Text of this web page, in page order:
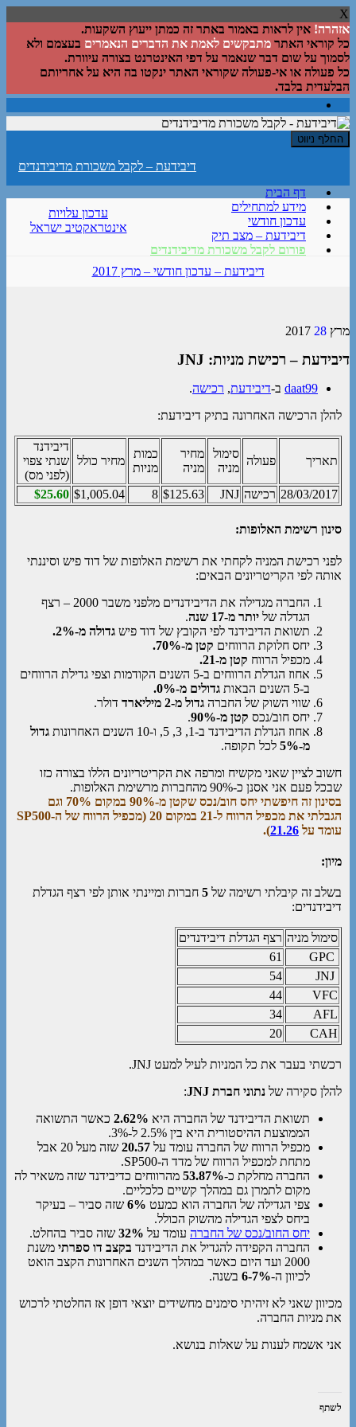
X
אזהרה! אין לראות באמור באתר זה כמתן ייעוץ השקעות.
כל קוראי האתר מתבקשים לאמת את הדברים הנאמרים בעצמם ולא
לסמוך על שום דבר שנאמר על דפי האינטרנט בצורה עיוורת.
כל פעולה או אי-פעולה שקוראי האתר ינקטו בה היא על אחריותם
הבלעדית בלבד.
החלף ניווט
דיבידעת – לקבל משכורת מדיבידנדים
דף הבית
מידע למתחילים
עדכון חודשי
דיבידעת – מצב תיק
פורום לקבל משכורת מדיבידנדים
עדכון עלויות
אינטראקטיב ישראל
דיבידעת – עדכון חודשי – מרץ 2017
מרץ 28
2017
דיבידעת – רכישת מניות: JNJ
daat99 ב-דיבידעת, רכישה.
להלן הרכישה האחרונה בתיק דיבידעת:
תאריך פעולה
סימול
מניה
מחיר
מניה
כמות
מניות
מחיר כולל
דיבידנד
שנתי צפוי
(לפני מס)
28/03/2017 רכישה JNJ
$125.63
8
$1,005.04
$25.60
סינון רשימת האלופות:
לפני רכישת המניה לקחתי את רשימת האלופות של דוד פיש וסיננתי
אותה לפי הקריטריונים הבאים:
החברה מגדילה את הדיבידנדים מלפני משבר 2000 – רצף
הגדלה של יותר מ-17 שנה
.
תשואת הדיבידנד לפי הקובץ של דוד פיש גדולה מ-2%.
יחס חלוקת הרווחים קטן מ-70%.
מכפיל הרווח קטן מ-21.
אחוז הגדלת הרווחים ב-5 השנים הקודמות וצפי גדילת הרווחים
ב-5 השנים הבאות
גדולים מ-0%.
שווי השוק של החברה גדול מ-2 מיליארד
דולר.
יחס חוב/נכס קטן מ-90%
.
אחוז הגדלת הדיבידנד ב-1, 3, 5, ו-10 השנים האחרונות
גדול
מ-5%
לכל תקופה.
חשוב לציין שאני מקשיח ומרפה את הקריטריונים הללו בצורה כזו
שבכל פעם אני אסנן כ-90% מהחברות מרשימת האלופות.
בסינון זה חיפשתי יחס חוב/נכס שקטן מ-90% במקום 70% וגם
הגבלתי את מכפיל הרווח ל-21 במקום 20 (מכפיל הרווח של ה-SP500
עומד על 21.26
).
מיון:
בשלב זה קיבלתי רשימה של
חברות ומיינתי אותן לפי רצף הגדלת
דיבידנדים:
סימול מניה רצף הגדלת דיבידנדים
61
54
VFC
44
AFL
34
CAH
20
רכשתי בעבר את כל המניות לעיל למעט JNJ.
להלן סקירה של נתוני חברת JNJ
:
תשואת הדיבידנד של החברה היא
כאשר התשואה
הממוצעת ההיסטורית היא בין 2.5% ל-3%.
מכפיל הרווח של החברה עומד על 20.57
שזה מעל 20 אבל
מתחת למכפיל הרווח של מדד ה-SP500.
החברה מחלקת כ-53.87% מהרווחים כדיבידנד שזה משאיר לה
מקום לתמרן גם במהלך קשיים כלכליים.
צפי הגדילה של החברה הוא כמעט 6% שזה סביר – בעיקר
ביחס לצפי הגדילה מהשוק הכולל.
יחס החוב/נכס של החברה עומד על 32% שזה סביר בהחלט.
החברה הקפידה להגדיל את הדיבידנד בקצב דו ספרתי משנת
2000 ועד היום כאשר במהלך השנים האחרונות הקצב הואט
לכיוון ה-6-7% בשנה.
מכיוון שאני לא זיהיתי סימנים מחשידים יוצאי דופן אז החלטתי לרכוש
את מניות החברה.
אני אשמח לענות על שאלות בנושא.
לשתף